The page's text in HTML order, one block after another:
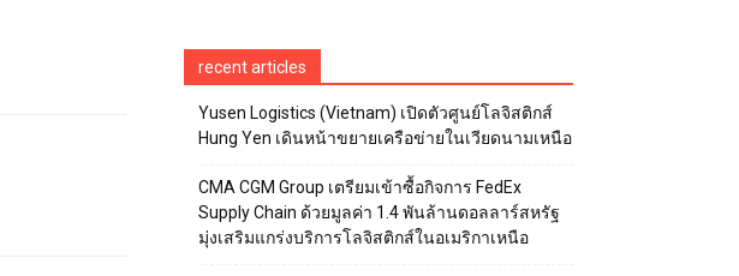
recent articles
Yusen Logistics (Vietnam) เปิดตัวศูนย์โลจิสติกส์
Hung Yen เดินหน้าขยายเครือข่ายในเวียดนามเหนือ
CMA CGM Group เตรียมเข้าซื้อกิจการ FedEx
Supply Chain ด้วยมูลค่า 1.4 พันล้านดอลลาร์สหรัฐ
มุ่งเสริมแกร่งบริการโลจิสติกส์ในอเมริกาเหนือ